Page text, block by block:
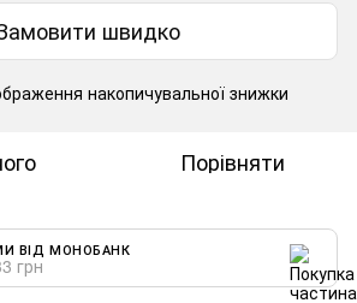
швидко
накопичувальної знижки
Порівняти
ВІД МОНОБАНК
грн